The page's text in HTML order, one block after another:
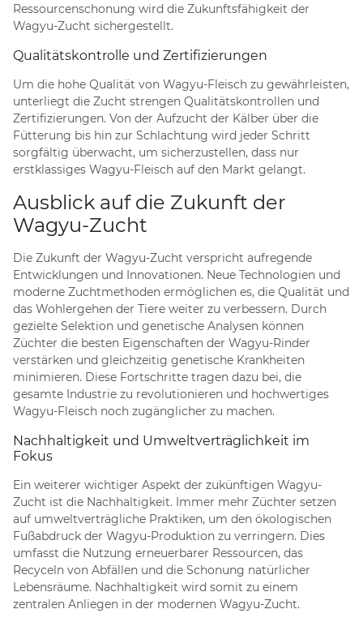
Ressourcenschonung wird die Zukunftsfähigkeit der
Wagyu-Zucht sichergestellt.
Qualitätskontrolle und Zertifizierungen
Um die hohe Qualität von Wagyu-Fleisch zu gewährleisten,
unterliegt die Zucht strengen Qualitätskontrollen und
Zertifizierungen. Von der Aufzucht der Kälber über die
Fütterung bis hin zur Schlachtung wird jeder Schritt
sorgfältig überwacht, um sicherzustellen, dass nur
erstklassiges Wagyu-Fleisch auf den Markt gelangt.
Ausblick auf die Zukunft der
Wagyu-Zucht
Die Zukunft der Wagyu-Zucht verspricht aufregende
Entwicklungen und Innovationen. Neue Technologien und
moderne Zuchtmethoden ermöglichen es, die Qualität und
das Wohlergehen der Tiere weiter zu verbessern. Durch
gezielte Selektion und genetische Analysen können
Züchter die besten Eigenschaften der Wagyu-Rinder
verstärken und gleichzeitig genetische Krankheiten
minimieren. Diese Fortschritte tragen dazu bei, die
gesamte Industrie zu revolutionieren und hochwertiges
Wagyu-Fleisch noch zugänglicher zu machen.
Nachhaltigkeit und Umweltverträglichkeit im
Fokus
Ein weiterer wichtiger Aspekt der zukünftigen Wagyu-
Zucht ist die Nachhaltigkeit. Immer mehr Züchter setzen
auf umweltverträgliche Praktiken, um den ökologischen
Fußabdruck der Wagyu-Produktion zu verringern. Dies
umfasst die Nutzung erneuerbarer Ressourcen, das
Recyceln von Abfällen und die Schonung natürlicher
Lebensräume. Nachhaltigkeit wird somit zu einem
zentralen Anliegen in der modernen Wagyu-Zucht.